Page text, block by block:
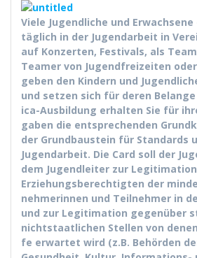
Viele Jugendliche und
täglich in der Jugen­dar­beit in
auf Konz­erten, Fes­ti­vals, als
Team­er von Jugend­freizeit­en
geben den Kindern und
und set­zen sich für deren
ica-Aus­bil­dung erhal­ten Sie für
gaben die entsprechen­den
der Grund­baustein für Stan­dards
Jugen­dar­beit. Die Card soll der
dem Jugendleit­er zur
Erziehungs­berechtigten der
nehmerin­nen und Teil­nehmer in
und zur Legit­i­ma­tion gegenüber
nicht­staatlichen Stellen von
fe erwartet wird (z.B. Behör­den